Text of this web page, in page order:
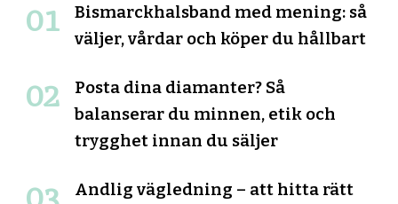
Bismarckhalsband med mening: så
väljer, vårdar och köper du hållbart
Posta dina diamanter? Så
balanserar du minnen, etik och
trygghet innan du säljer
Andlig vägledning – att hitta rätt